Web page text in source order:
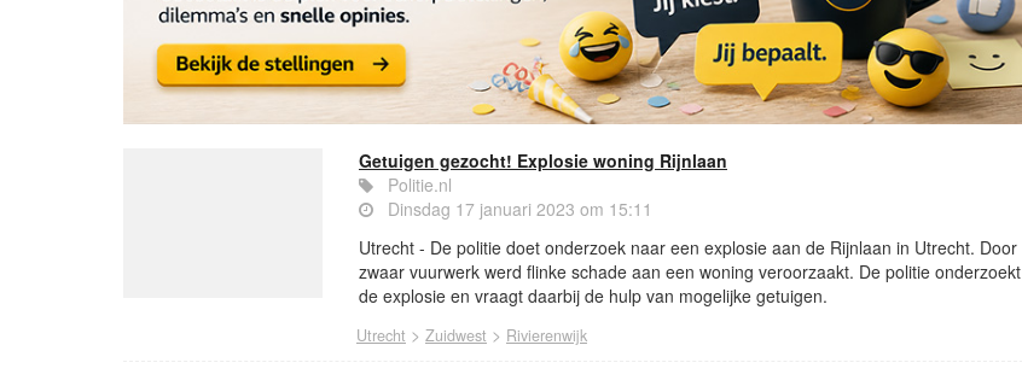
Getuigen gezocht! Explosie woning Rijnlaan
Politie.nl
Dinsdag 17 januari 2023 om 15:11
Utrecht - De politie doet onderzoek naar een explosie aan de Rijnlaan in Utrecht. Door
zwaar vuurwerk werd flinke schade aan een woning veroorzaakt. De politie onderzoekt
de explosie en vraagt daarbij de hulp van mogelijke getuigen.
Utrecht > Zuidwest > Rivierenwijk